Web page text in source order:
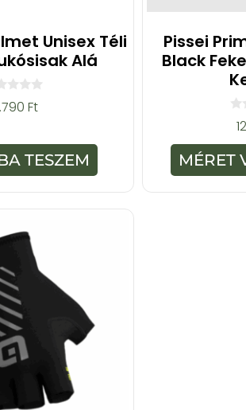
Unisex Téli
Alá
Ft
TESZEM
Pissei
Black
0
z
5
-
b
MÉRET